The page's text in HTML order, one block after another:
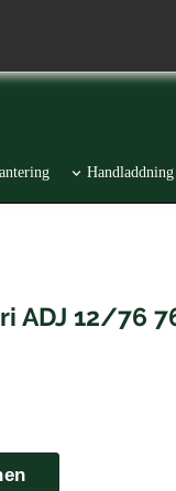
Handladdning
ADJ 12/76